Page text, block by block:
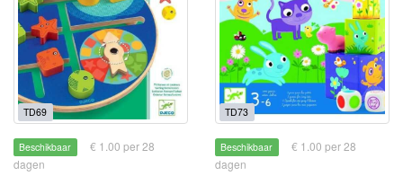
TD69
Beschikbaar
€ 1.00 per 28
dagen
TD73
Beschikbaar
€ 1.00 per 28
dagen